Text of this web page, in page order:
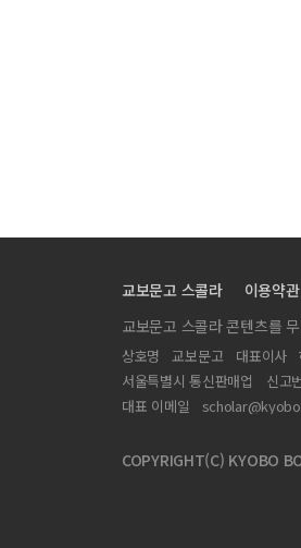
교보문고 스콜라 이용약관
교보문고 스콜라 콘텐츠를
상호명 교보문고 대표이사
서울특별시 통신판매업
신고
대표 이메일
COPYRIGHT(C) KYOBO